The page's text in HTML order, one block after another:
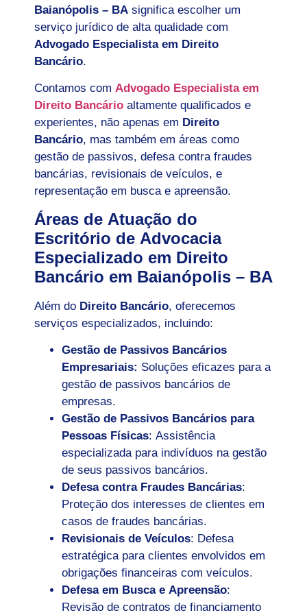
Baianópolis – BA significa escolher um
serviço jurídico de alta qualidade com
Advogado Especialista em Direito
Bancário.
Contamos com Advogado Especialista em
Direito Bancário altamente qualificados e
experientes, não apenas em Direito
Bancário, mas também em áreas como
gestão de passivos, defesa contra fraudes
bancárias, revisionais de veículos, e
representação em busca e apreensão.
Áreas de Atuação do
Escritório de Advocacia
Especializado em Direito
Bancário em Baianópolis – BA
Além do Direito Bancário, oferecemos
serviços especializados, incluindo:
Gestão de Passivos Bancários
Empresariais: Soluções eficazes para a
gestão de passivos bancários de
empresas.
Gestão de Passivos Bancários para
Pessoas Físicas: Assistência
especializada para indivíduos na gestão
de seus passivos bancários.
Defesa contra Fraudes Bancárias:
Proteção dos interesses de clientes em
casos de fraudes bancárias.
Revisionais de Veículos: Defesa
estratégica para clientes envolvidos em
obrigações financeiras com veículos.
Defesa em Busca e Apreensão:
Revisão de contratos de financiamento